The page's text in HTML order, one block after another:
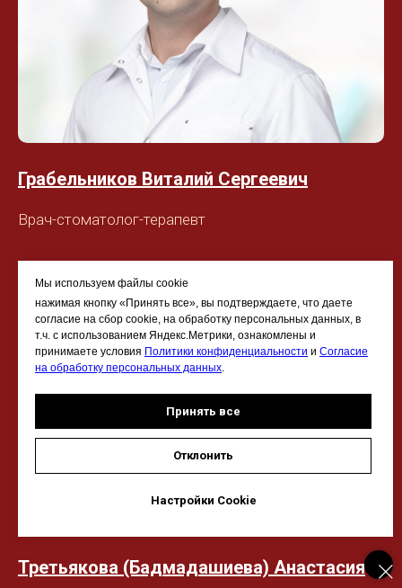
Грабельников Виталий Сергеевич
Врач-стоматолог-терапевт
Третьякова (Бадмадашиева) Анастасия
Мы используем файлы cookie
нажимая кнопку «Принять все», вы подтверждаете, что даете
согласие на сбор cookie, на обработку персональных данных, в
т.ч. с использованием Яндекс.Метрики, ознакомлены и
принимаете условия Политики конфиденциальности и Согласие
на обработку персональных данных
Принять все
Отклонить
Настройки Cookie